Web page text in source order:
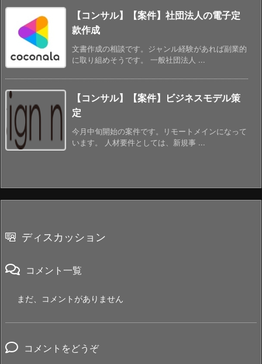
【コンサル】【案件】社団法人の電子定
款作成
文書作成の相談です。ジャンル経験があれば副業的
に取り組めそうです。 一般社団法人 ...
【コンサル】【案件】ビジネスモデル策
定
今月中旬開始の案件です。リモートメインになって
います。 人材要件としては、新規事 ...
ディスカッション
コメント一覧
まだ、コメントがありません
コメントをどうぞ